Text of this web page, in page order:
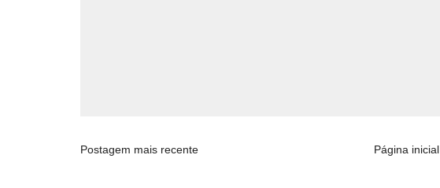
Postagem mais recente Página inicial